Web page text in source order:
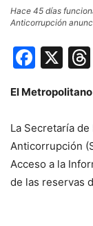
Hace 45 días
Anticorrupción
X
El
La Secretaría
Anticorrupción
Acceso a la
de las reservas